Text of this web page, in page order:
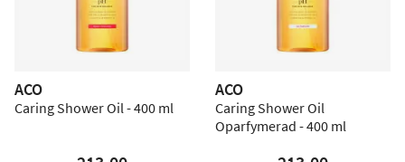
ACO
Caring Shower Oil - 400 ml
ACO
Caring Shower Oil
Oparfymerad - 400 ml